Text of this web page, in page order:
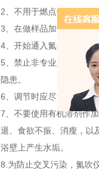
2、不用于燃点低于100℃
3、在做样品加热过程中
4、开始通入氮气时，应
5、禁止非专业人员检修
隐患。
6、调节时应尽量用手扶
7、不要使用有机溶剂作
退、食欲不振、消瘦，以
浴壁上产生水垢。
8.为防止交叉污染，氮吹